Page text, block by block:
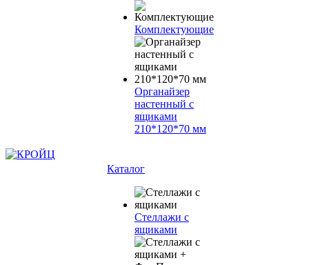
Комплектующие
Органайзер
настенный с
ящиками
210*120*70 мм
Каталог
Стеллажи с
ящиками